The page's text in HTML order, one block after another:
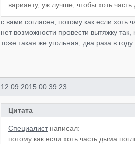
варианту, уж лучше, чтобы хоть
с вами согласен, потому как если хоть
нет возможности провести вытяжку
тоже такая же угольная, два раза в
12.09.2015 00:39:23
Цитата
Специалистнаписал:
потому как если хоть часть дыма